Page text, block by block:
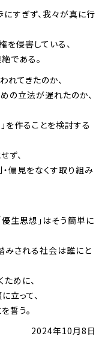
すぎず、我々が真に行
侵害している、
である。
てきたのか、
の立法が遅れたのか、
を作ることを検討する
ず、
偏見をなくす取り組み
生思想」はそう簡単に
みされる社会は誰にと
めに、
立って、
誓う。
2024年10月8日